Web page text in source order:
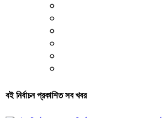
বই নির্বাচন প্রকাশিত সব খবর